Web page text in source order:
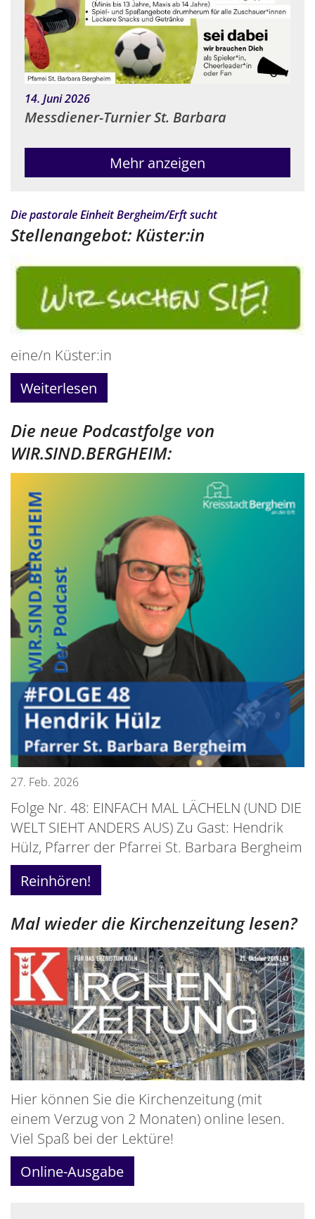
14. Juni 2026:
Messdiener-Turnier St. Barbara
Mehr anzeigen
Die pastorale Einheit Bergheim/Erft sucht:
Stellenangebot: Küster:in
eine/n Küster:in
Weiterlesen
Die neue Podcastfolge von
WIR.SIND.BERGHEIM:
27. Feb. 2026
Folge Nr. 48: EINFACH MAL LÄCHELN (UND DIE
WELT SIEHT ANDERS AUS) Zu Gast: Hendrik
Hülz, Pfarrer der Pfarrei St. Barbara Bergheim
Reinhören!
Mal wieder die Kirchenzeitung lesen?
Hier können Sie die Kirchenzeitung (mit
einem Verzug von 2 Monaten) online lesen.
Viel Spaß bei der Lektüre!
Online-Ausgabe